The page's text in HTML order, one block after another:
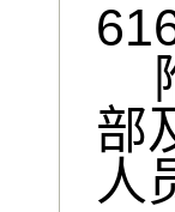
部
人